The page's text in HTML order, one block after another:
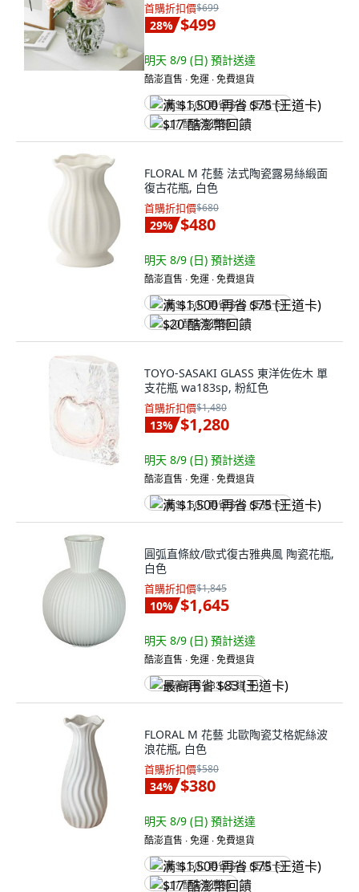
首購折扣價$699
28% $499
明天 8/9 (日) 預計送達
酷澎直售 ∙ 免運 ∙ 免費退貨
满 $1,500 再省 $75 (王道卡)
$17 酷澎幣回饋
FLORAL M 花藝 法式陶瓷露易絲緞面
復古花瓶, 白色
首購折扣價$680
29% $480
明天 8/9 (日) 預計送達
酷澎直售 ∙ 免運 ∙ 免費退貨
满 $1,500 再省 $75 (王道卡)
$20 酷澎幣回饋
TOYO-SASAKI GLASS 東洋佐佐木 單
支花瓶 wa183sp, 粉紅色
首購折扣價$1,480
13% $1,280
明天 8/9 (日) 預計送達
酷澎直售 ∙ 免運 ∙ 免費退貨
满 $1,500 再省 $75 (王道卡)
圓弧直條紋/歐式復古雅典風 陶瓷花瓶,
白色
首購折扣價$1,845
10% $1,645
明天 8/9 (日) 預計送達
酷澎直售 ∙ 免運 ∙ 免費退貨
最高再省 $83 (王道卡)
FLORAL M 花藝 北歐陶瓷艾格妮絲波
浪花瓶, 白色
首購折扣價$580
34% $380
明天 8/9 (日) 預計送達
酷澎直售 ∙ 免運 ∙ 免費退貨
满 $1,500 再省 $75 (王道卡)
$17 酷澎幣回饋